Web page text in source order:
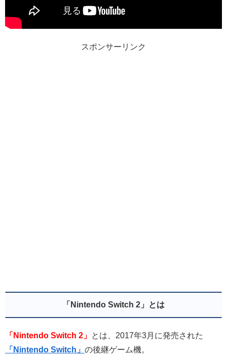
スポンサーリンク
「Nintendo Switch 2」とは
「Nintendo Switch 2」 とは、2017年3月に発売された
「Nintendo Switch」 の後継ゲーム機。